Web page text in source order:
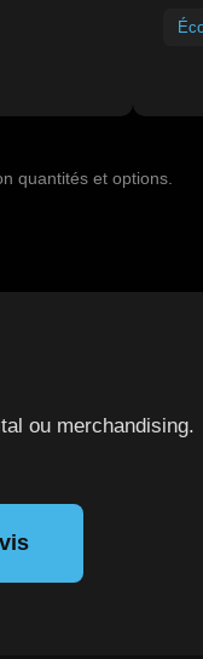
quantités et options.
ou merchandising.